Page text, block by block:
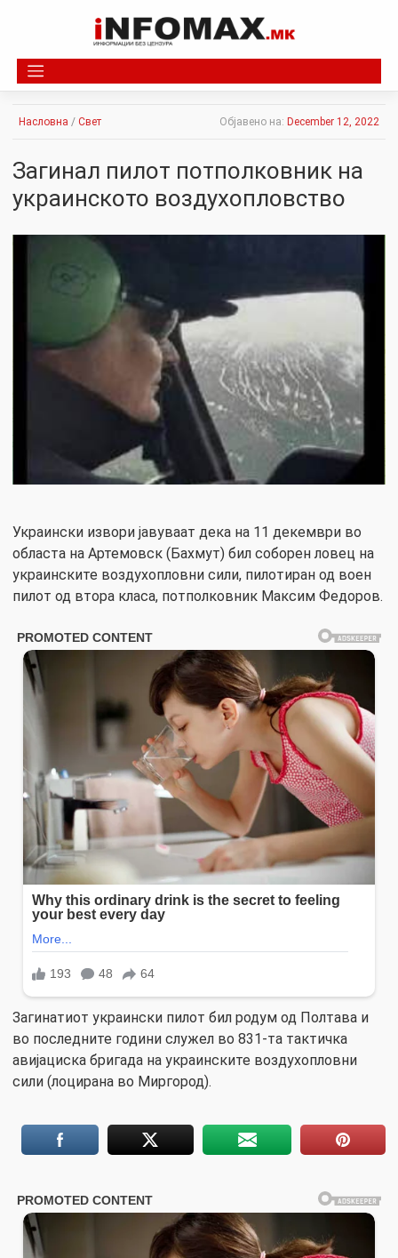
Насловна / Свет Објавено на: December 12, 2022
Загинал пилот потполковник на
украинското воздухопловство
Украински извори јавуваат дека на 11 декември во
областа на Артемовск (Бахмут) бил соборен ловец на
украинските воздухопловни сили, пилотиран од воен
пилот од втора класа, потполковник Максим Федоров.
Загинатиот украински пилот бил родум од Полтава и
во последните години служел во 831-та тактичка
авијациска бригада на украинските воздухопловни
сили (лоцирана во Миргород).